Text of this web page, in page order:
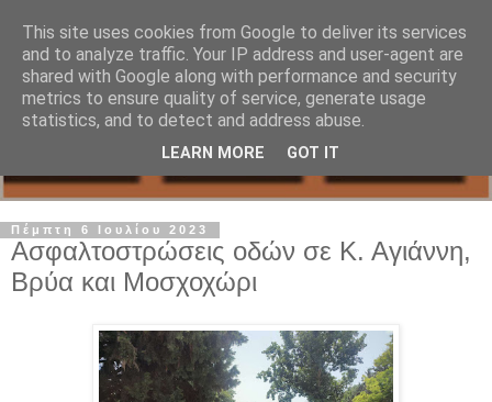
Πέμπτη 6 Ιουλίου 2023
Ασφαλτοστρώσεις οδών σε Κ. Αγιάννη,
Βρύα και Μοσχοχώρι
This site uses cookies from Google to deliver its services
and to analyze traffic. Your IP address and user-agent are
shared with Google along with performance and security
metrics to ensure quality of service, generate usage
statistics, and to detect and address abuse.
LEARN MORE GOT IT